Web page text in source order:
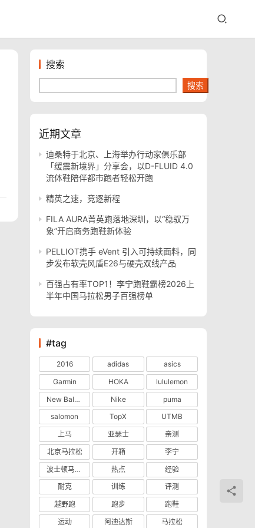
搜索
搜索
近期文章
迪桑特于北京、上海举办行动家俱乐部
「缓震新境界」分享会，以D-FLUID 4.0
流体鞋陪伴都市跑者轻松开跑
精英之速，竞逐新程
FILA AURA菁英跑落地深圳，以“稳驭万
象”开启商务跑鞋新体验
PELLIOT携手 eVent 引入可持续面料，同
步发布软壳风盾E26与硬壳双线产品
百强占有率TOP1！李宁跑鞋霸榜2026上
半年中国马拉松男子百强榜单
#tag
2016 adidas
asics
Garmin
HOKA
lululemon
New Balance
Nike
puma
salomon
TopX
UTMB
上马
亚瑟士
亲测
北京马拉松
开箱
李宁
波士顿马拉松
热点
经验
耐克
训练
评测
越野跑
跑步
跑鞋
运动
阿迪达斯 马拉松